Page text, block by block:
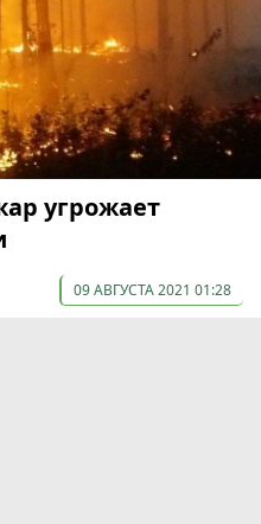
угрожает
09 АВГУСТА 2021 01:28